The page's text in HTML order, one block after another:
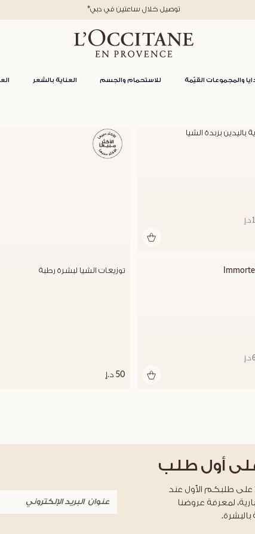
والمجموعات القيّمة للاستحمام والجسم العناية بالشعر
*توصيل خلال ساعتين في دبي
باليدين بزبدة الشيا
توزيعات الشيا لبشرة رطبة
50 د.إ
أول طلب
احصلوا على خصم %10 على طلبكم الأول عند
لمعرفة عروضنا
بالبشرة.